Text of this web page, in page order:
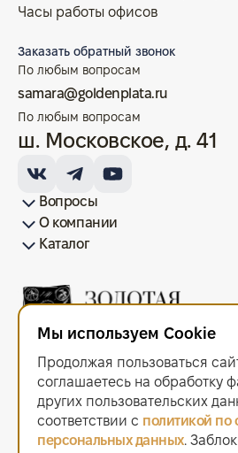
Вопросы
Как купить/продать
Условия оплаты
Условия доставки
Гарантия на товар
Возврат монет
Карта сайта
О компании
Франшиза
История
Вопрос-ответ
Отзывы
Лицензии и документы
Контакты офисов
Новости
БлогКаталог
Часы работы офисов
Заказать обратный звонок
По любым вопросам
samara@goldenplata.ru
По любым вопросам
ш. Московское, д. 41
ИНН 6679143916 ОГРН
Политика в отношении обработки
Согласие на обработку персональных
Мы используем cookie. Это позволяет нам
взаимодействие посетителей с сайтом и
Продолжая пользоваться сайтом, вы
Мы используем Cookie
Продолжая пользоваться
соглашаетесь на обработку
других пользовательских
соответствии с политикой по
персональных данных.